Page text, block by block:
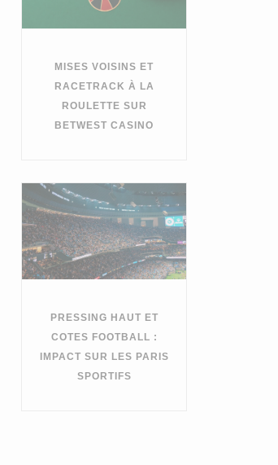
MISES VOISINS ET
RACETRACK À LA
ROULETTE SUR
BETWEST CASINO
PRESSING HAUT ET
COTES FOOTBALL :
IMPACT SUR LES PARIS
SPORTIFS